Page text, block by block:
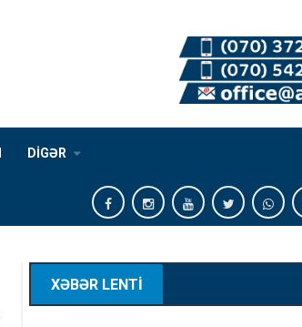
DİGƏR
XƏBƏR LENTİ